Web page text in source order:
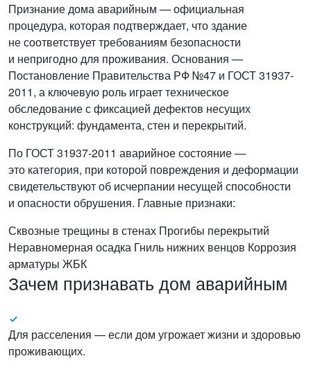
Признание дома аварийным — официальная
процедура, которая подтверждает, что здание
не соответствует требованиям безопасности
и непригодно для проживания. Основания —
Постановление Правительства РФ №47 и ГОСТ 31937-
2011, а ключевую роль играет техническое
обследование с фиксацией дефектов несущих
конструкций: фундамента, стен и перекрытий.
По ГОСТ 31937-2011 аварийное состояние —
это категория, при которой повреждения и деформации
свидетельствуют об исчерпании несущей способности
и опасности обрушения. Главные признаки:
Сквозные трещины в стенах Прогибы перекрытий
Неравномерная осадка Гниль нижних венцов Коррозия
арматуры ЖБК
Зачем признавать дом аварийным
Для расселения — если дом угрожает жизни и здоровью
проживающих.